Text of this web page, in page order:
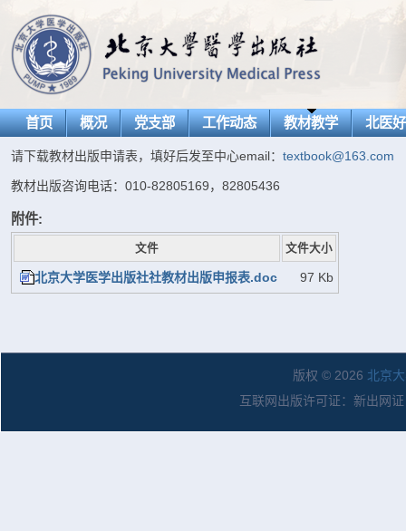
首页 概况 党支部 工作动态 教材教学 北医
请下载教材出版申请表，填好后发至中心email： textbook@163.com
教材出版咨询电话：010-82805169，82805436
附件:
文件 文件大小
北京大学医学出版社社教材出版申报表.doc 97 Kb
版权 © 2026 北京
互联网出版许可证：新出网